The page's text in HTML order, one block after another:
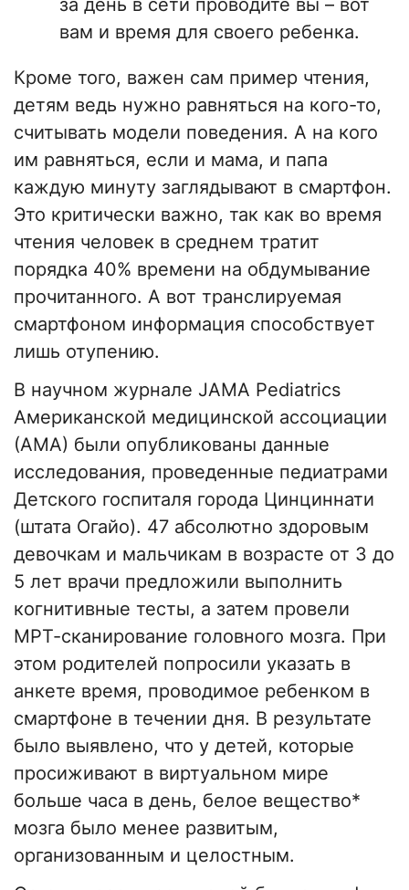
за день в сети проводите вы – вот
вам и время для своего ребенка.
Кроме того, важен сам пример чтения,
детям ведь нужно равняться на кого-то,
считывать модели поведения. А на кого
им равняться, если и мама, и папа
каждую минуту заглядывают в смартфон.
Это критически важно, так как во время
чтения человек в среднем тратит
порядка 40% времени на обдумывание
прочитанного. А вот транслируемая
смартфоном информация способствует
лишь отупению.
В научном журнале JAMA Pediatrics
Американской медицинской ассоциации
(АМА) были опубликованы данные
исследования, проведенные педиатрами
Детского госпиталя города Цинциннати
(штата Огайо). 47 абсолютно здоровым
девочкам и мальчикам в возрасте от 3 до
5 лет врачи предложили выполнить
когнитивные тесты, а затем провели
МРТ-сканирование головного мозга. При
этом родителей попросили указать в
анкете время, проводимое ребенком в
смартфоне в течении дня. В результате
было выявлено, что у детей, которые
просиживают в виртуальном мире
больше часа в день, белое вещество*
мозга было менее развитым,
организованным и целостным.